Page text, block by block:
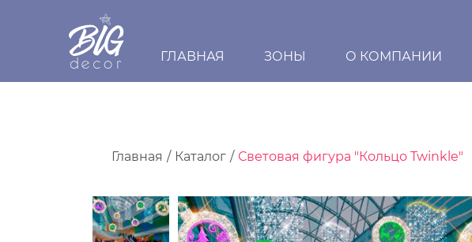
ГЛАВНАЯ ЗОНЫ О КОМПАНИИ
Главная Каталог Световая фигура "Кольцо Twinkle"